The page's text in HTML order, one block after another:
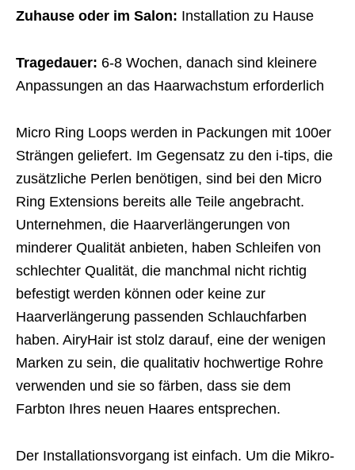
Zuhause oder im Salon: Installation zu Hause
Tragedauer: 6-8 Wochen, danach sind kleinere
Anpassungen an das Haarwachstum erforderlich
Micro Ring Loops werden in Packungen mit 100er
Strängen geliefert. Im Gegensatz zu den i-tips, die
zusätzliche Perlen benötigen, sind bei den Micro
Ring Extensions bereits alle Teile angebracht.
Unternehmen, die Haarverlängerungen von
minderer Qualität anbieten, haben Schleifen von
schlechter Qualität, die manchmal nicht richtig
befestigt werden können oder keine zur
Haarverlängerung passenden Schlauchfarben
haben. AiryHair ist stolz darauf, eine der wenigen
Marken zu sein, die qualitativ hochwertige Rohre
verwenden und sie so färben, dass sie dem
Farbton Ihres neuen Haares entsprechen.
Der Installationsvorgang ist einfach. Um die Mikro-